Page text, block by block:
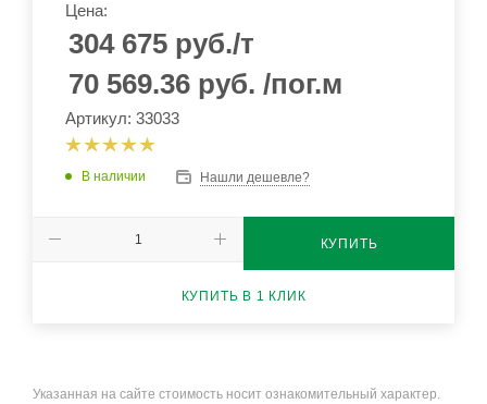
Цена:
304 675 руб./т
70 569.36 руб. /пог.м
Артикул: 33033
В наличии Нашли дешевле?
КУПИТЬ
КУПИТЬ В 1 КЛИК
Указанная на сайте стоимость носит ознакомительный характер.